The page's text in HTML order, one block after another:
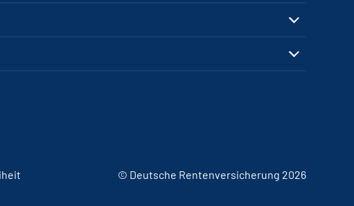
© Deutsche Rentenversicherung 2026